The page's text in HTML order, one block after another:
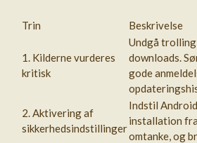
Trin Beskrivelse
1. Kilderne vurderes
kritisk
Undgå
downloads.
gode
2. Aktivering af
sikkerhedsindstillinger
Indstil
installation
omtanke, og